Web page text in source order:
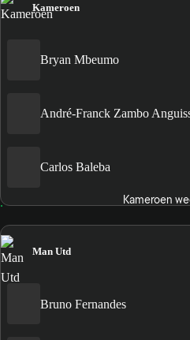
Kameroen
Bryan Mbeumo
André-Franck Zambo
Carlos Baleba
Kameroen
Man Utd
Bruno Fernandes